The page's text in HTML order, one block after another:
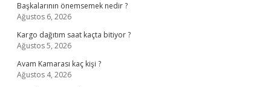
Başkalarının önemsemek nedir ?
Ağustos 6, 2026
Kargo dağıtım saat kaçta bitiyor ?
Ağustos 5, 2026
Avam Kamarası kaç kişi ?
Ağustos 4, 2026